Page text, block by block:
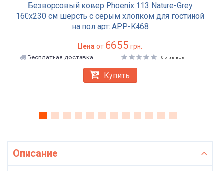
Безворсовый ковер Phoenix 113 Nature-Grey
160x230 см шерсть с серым хлопком для гостиной
на пол арт: APP-K468
Цена от 6655 грн.
Бесплатная доставка 0 отзывов
Купить
Описание